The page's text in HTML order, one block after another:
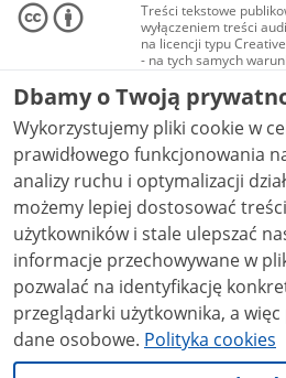
Treści tekstowe
wyłączeniem treści
na licencji typu
- na tych samych
Materiały
audio i wideo, są
Creative Commons:
niekomercyjne - bez
NC-ND 4.0), o ile nie
Dbamy o Twoją
Wykorzystujemy pliki cookie w
prawidłowego funkcjonowania
analizy ruchu i optymalizacji działania
możemy lepiej dostosować
użytkowników i stale ulepszać nasze
informacje przechowywane w
pozwalać na identyfikację
przeglądarki użytkownika, a
dane osobowe. Polityka cookies